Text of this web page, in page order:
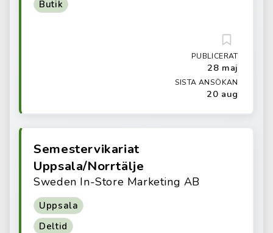
Butik
PUBLICERAT
28 maj
SISTA ANSÖKAN
20 aug
Semestervikariat
Uppsala/Norrtälje
Sweden In-Store Marketing AB
Uppsala
Deltid